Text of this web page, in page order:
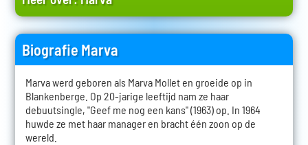
Biografie Marva
Marva werd geboren als Marva Mollet en groeide op in
Blankenberge. Op 20-jarige leeftijd nam ze haar
debuutsingle, "Geef me nog een kans" (1963) op. In 1964
huwde ze met haar manager en bracht één zoon op de
wereld.